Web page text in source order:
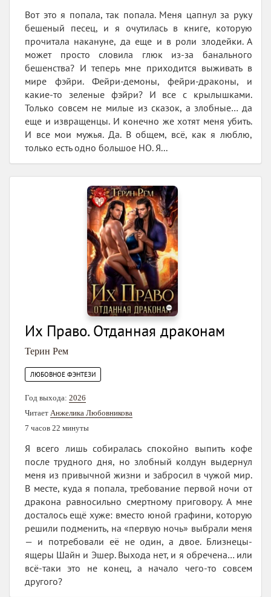
Вот это я попала, так попала. Меня цапнул за руку
бешеный песец, и я очутилась в книге, которую
прочитала накануне, да еще и в роли злодейки. А
может просто словила глюк из-за банального
бешенства? И теперь мне приходится выживать в
мире фэйри. Фейри-демоны, фейри-драконы, и
какие-то зеленые фэйри? И все с крылышками.
Только совсем не милые из сказок, а злобные… да
еще и извращенцы. И конечно же хотят меня убить.
И все мои мужья. Да. В общем, всё, как я люблю,
только есть одно большое НО. Я...
Их Право. Отданная драконам
Терин Рем
ЛЮБОВНОЕ ФЭНТЕЗИ
Год выхода: 2026
Читает Анжелика Любовникова
7 часов 22 минуты
Я всего лишь собиралась спокойно выпить кофе
после трудного дня, но злобный колдун выдернул
меня из привычной жизни и забросил в чужой мир.
В месте, куда я попала, требование первой ночи от
дракона равносильно смертному приговору. А мне
досталось ещё хуже: вместо юной графини, которую
решили подменить, на «первую ночь» выбрали меня
— и потребовали её не один, а двое. Близнецы-
ящеры Шайн и Эшер. Выхода нет, и я обречена… или
всё-таки это не конец, а начало чего-то совсем
другого?